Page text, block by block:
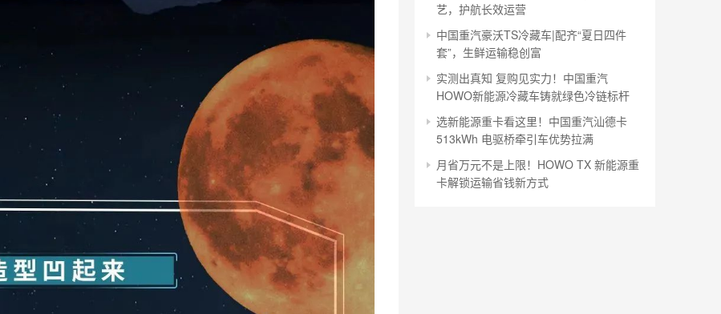
艺，护航长效运营
中国重汽豪沃TS冷藏车|配齐“夏日四件
套”，生鲜运输稳创富
实测出真知 复购见实力！中国重汽
HOWO新能源冷藏车铸就绿色冷链标杆
选新能源重卡看这里！中国重汽汕德卡
513kWh 电驱桥牵引车优势拉满
月省万元不是上限！HOWO TX 新能源重
卡解锁运输省钱新方式